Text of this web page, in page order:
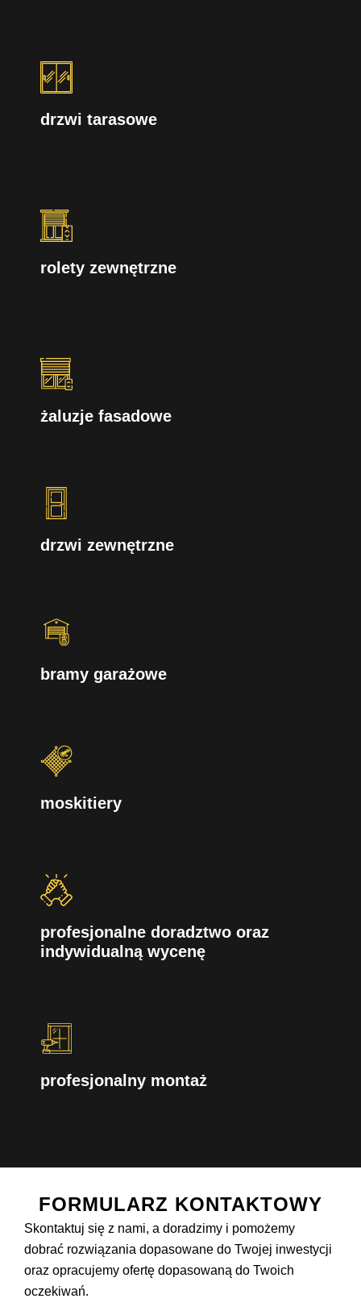
drzwi tarasowe
rolety zewnętrzne
żaluzje fasadowe
drzwi zewnętrzne
bramy garażowe
moskitiery
profesjonalne doradztwo oraz
indywidualną wycenę
profesjonalny montaż
FORMULARZ KONTAKTOWY
Skontaktuj się z nami, a doradzimy i pomożemy
dobrać rozwiązania dopasowane do Twojej inwestycji
oraz opracujemy ofertę dopasowaną do Twoich
oczekiwań.